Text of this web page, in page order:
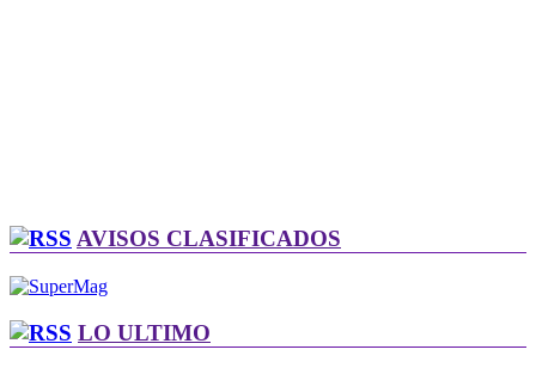
AVISOS CLASIFICADOS
LO ULTIMO